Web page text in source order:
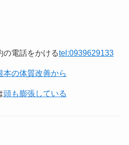
の電話をかけるtel:0939629133
本の体質改善から
頭も膨張している